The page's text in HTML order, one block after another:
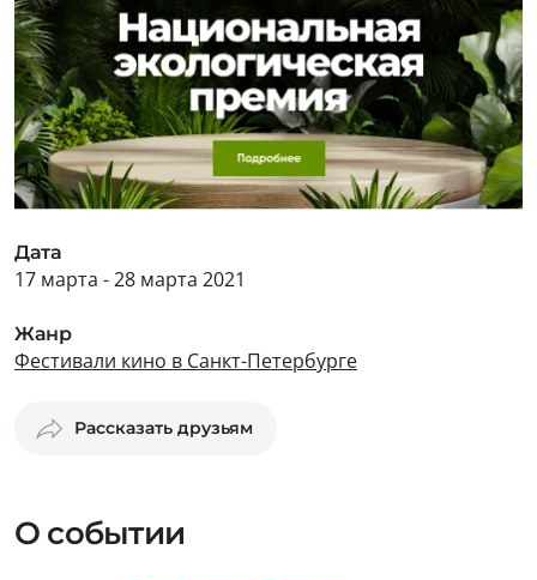
Дата
17 марта - 28 марта 2021
Жанр
Фестивали кино в Санкт-Петербурге
Рассказать друзьям
О событии